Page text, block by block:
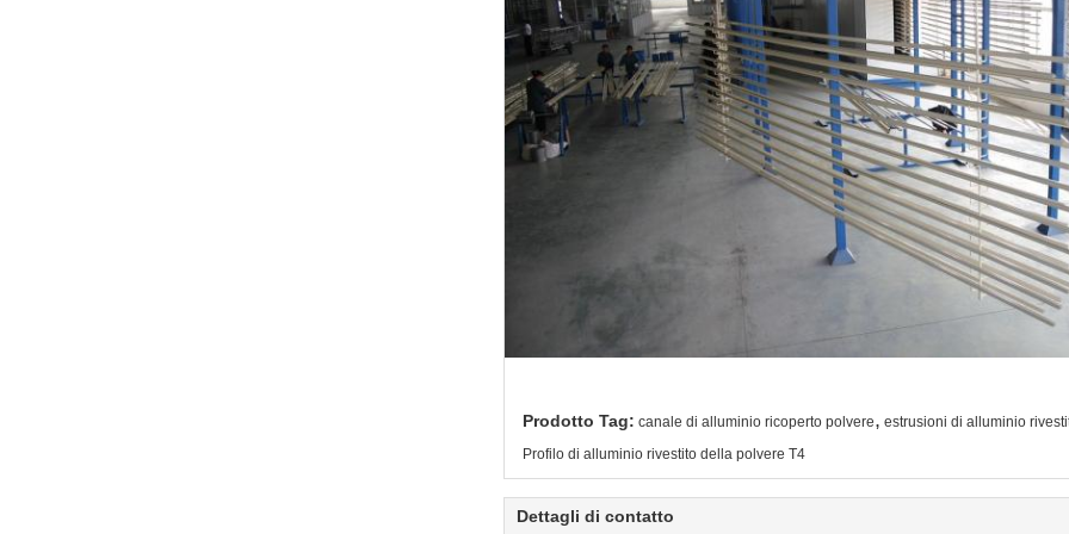
Prodotto Tag: canale di alluminio ricoperto polvere, estrusioni di alluminio
Profilo di alluminio rivestito della polvere T4
Dettagli di contatto